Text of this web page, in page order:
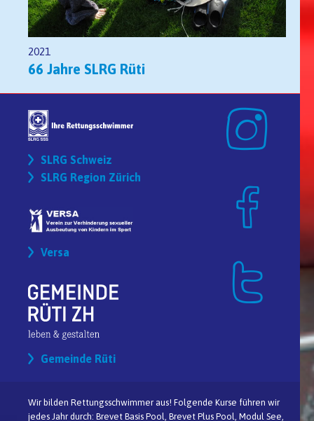
2021
66 Jahre SLRG Rüti
SLRG Schweiz
SLRG Region Zürich
Versa
Gemeinde Rüti
Wir bilden Rettungsschwimmer aus! Folgende Kurse führen wir
jedes Jahr durch: Brevet Basis Pool, Brevet Plus Pool, Modul See,